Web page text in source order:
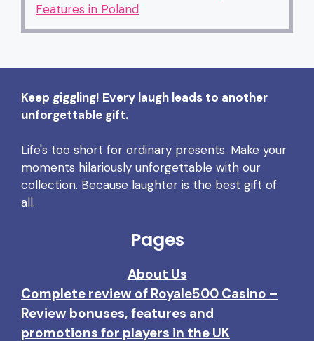
Features in Poland
Keep giggling! Every laugh leads to another
unforgettable gift.
Life's too short for ordinary presents. Make your
moments hilariously unforgettable with our
collection. Because laughter is the best gift of
all.
Pages
About Us
Complete review of Royale500 Casino –
Review bonuses, features and
promotions for players in the UK